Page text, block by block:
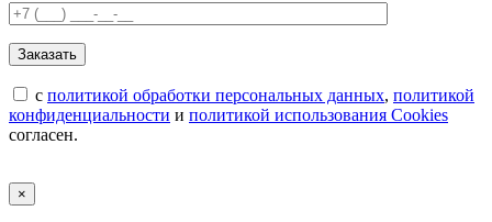
с политикой обработки персональных данных, политикой
конфиденциальности и политикой использования Cookies
согласен.
×